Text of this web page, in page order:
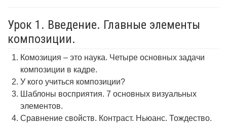
Урок 1. Введение. Главные элементы
композиции.
Комозиция – это наука. Четыре основных задачи
композиции в кадре.
У кого учиться композиции?
Шаблоны восприятия. 7 основных визуальных
элементов.
Сравнение свойств. Контраст. Ньюанс. Тождество.